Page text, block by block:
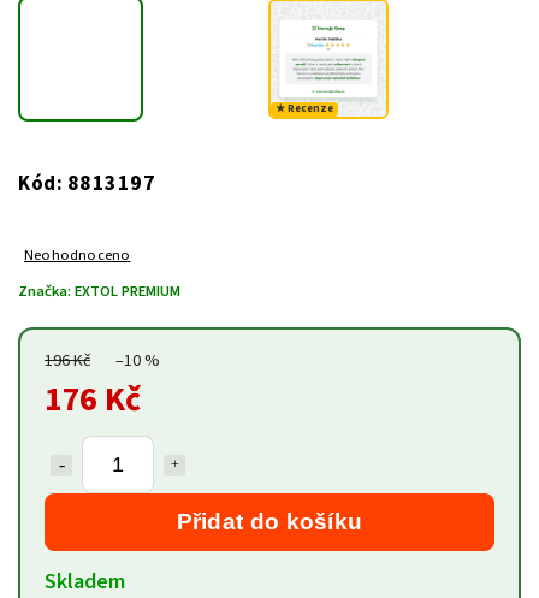
★ Recenze
Kód: 8813197
Neohodnoceno
Značka: EXTOL PREMIUM
196 Kč –10 %
176 Kč
Přidat do košíku
Skladem